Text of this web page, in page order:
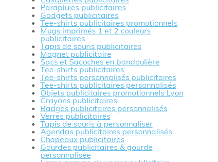
Parapluies publicitaires
Gadgets publicitaires
Tee-shirts publicitaires promotionnels
Mugs imprimés 1 et 2 couleurs
publicitaires
Tapis de souris publicitaires
Magnet publicitaire
Sacs et Sacoches en bandoulière
Tee-shirts publicitaires
Tee-shirts personnalisés publicitaires
Tee-shirts publicitaires personnalisés
Objets publicitaires promotionnels Lyon
Crayons publicitaires
Badges publicitaires personnalisés
Verres publicitaires
Tapis de souris à personnaliser
Agendas publicitaires personnalisés
Chapeaux publicitaires
Gourdes publicitaires & gourde
personnalisée